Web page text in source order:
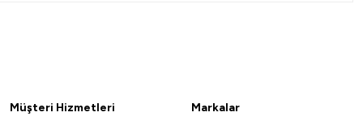
Müşteri Hizmetleri Markalar